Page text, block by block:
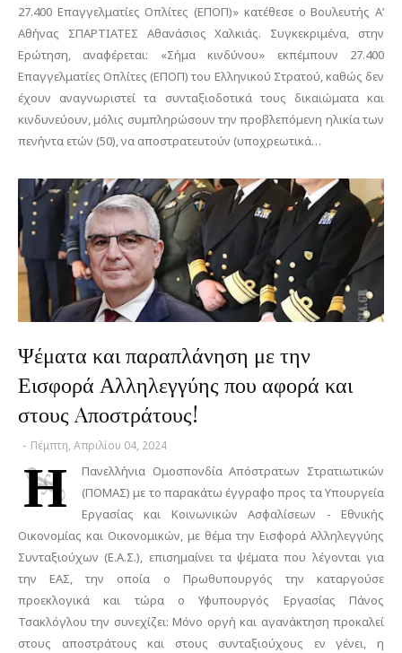
27.400 Επαγγελματίες Οπλίτες (ΕΠΟΠ)» κατέθεσε ο Βουλευτής Α’
Αθήνας ΣΠΑΡΤΙΑΤΕΣ Αθανάσιος Χαλκιάς. Συγκεκριμένα, στην
Ερώτηση, αναφέρεται: «Σήμα κινδύνου» εκπέμπουν 27.400
Επαγγελματίες Οπλίτες (ΕΠΟΠ) του Ελληνικού Στρατού, καθώς δεν
έχουν αναγνωριστεί τα συνταξιοδοτικά τους δικαιώματα και
κινδυνεύουν, μόλις συμπληρώσουν την προβλεπόμενη ηλικία των
πενήντα ετών (50), να αποστρατευτούν (υποχρεωτικά…
Ψέματα και παραπλάνηση με την
Εισφορά Αλληλεγγύης που αφορά και
στους Aποστράτους!
- Πέμπτη, Απριλίου 04, 2024
Η
Πανελλήνια Ομοσπονδία Απόστρατων Στρατιωτικών
(ΠΟΜΑΣ) με το παρακάτω έγγραφο προς τα Υπουργεία
Εργασίας και Κοινωνικών Ασφαλίσεων - Εθνικής
Οικονομίας και Οικονομικών, με θέμα την Εισφορά Αλληλεγγύης
Συνταξιούχων (Ε.Α.Σ.), επισημαίνει τα ψέματα που λέγονται για
την ΕΑΣ, την οποία ο Πρωθυπουργός την καταργούσε
προεκλογικά και τώρα ο Υφυπουργός Εργασίας Πάνος
Τσακλόγλου την συνεχίζει: Μόνο οργή και αγανάκτηση προκαλεί
στους αποστράτους και στους συνταξιούχους εν γένει, η